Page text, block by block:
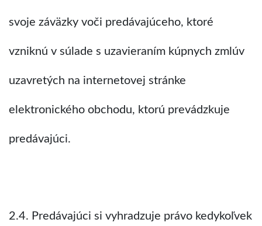
svoje záväzky voči predávajúceho, ktoré
vzniknú v súlade s uzavieraním kúpnych zmlúv
uzavretých na internetovej stránke
elektronického obchodu, ktorú prevádzkuje
predávajúci.
2.4. Predávajúci si vyhradzuje právo kedykoľvek